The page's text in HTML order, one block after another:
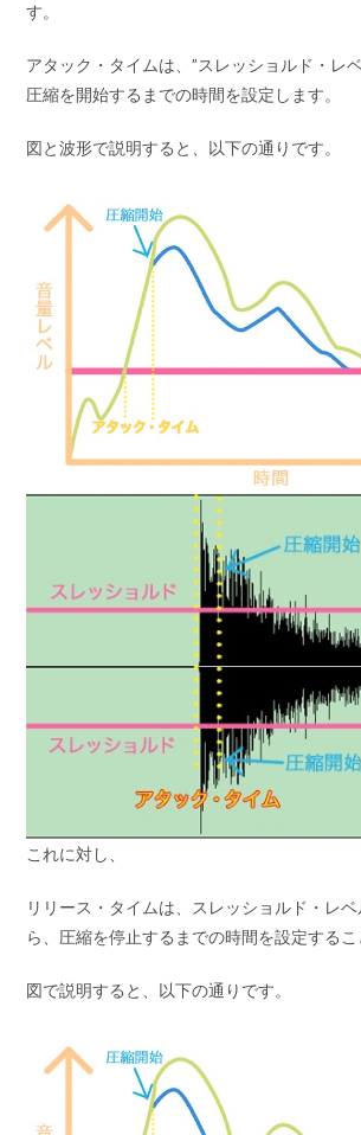
す。
アタック・タイムは、”スレッショルド・レ
圧縮を開始するまでの時間を設定します。
図と波形で説明すると、以下の通りです。
これに対し、
リリース・タイムは、スレッショルド・レ
ら、圧縮を停止するまでの時間を設定するこ
図で説明すると、以下の通りです。